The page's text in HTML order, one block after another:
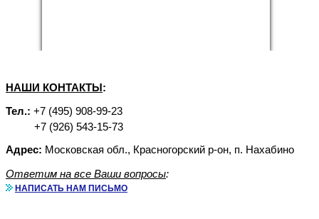
НАШИ КОНТАКТЫ:
Тел.: +7 (495) 908-99-23
+7 (926) 543-15-73
Адрес: Московская обл., Красногорский р-он, п. Нахабино
Ответим на все Ваши вопросы:
НАПИСАТЬ НАМ ПИСЬМО